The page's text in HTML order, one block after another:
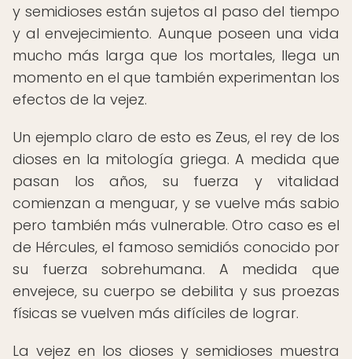
y semidioses están sujetos al paso del tiempo
y al envejecimiento. Aunque poseen una vida
mucho más larga que los mortales, llega un
momento en el que también experimentan los
efectos de la vejez.
Un ejemplo claro de esto es Zeus, el rey de los
dioses en la mitología griega. A medida que
pasan los años, su fuerza y vitalidad
comienzan a menguar, y se vuelve más sabio
pero también más vulnerable. Otro caso es el
de Hércules, el famoso semidiós conocido por
su fuerza sobrehumana. A medida que
envejece, su cuerpo se debilita y sus proezas
físicas se vuelven más difíciles de lograr.
La vejez en los dioses y semidioses muestra